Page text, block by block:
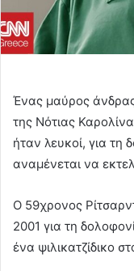
Ένας μαύρος
της Νότιας
ήταν λευκοί, για τη
αναμένεται να
Ο 59χρονος
2001 για τη
ένα ψιλικατζίδικο